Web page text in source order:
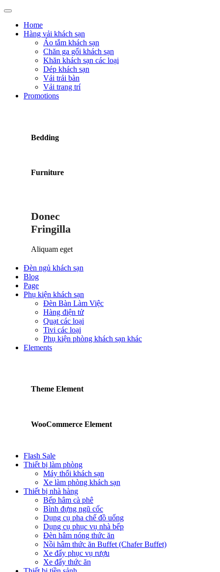
Home
Hàng vải khách sạn
Áo tắm khách sạn
Chăn ga gối khách sạn
Khăn khách sạn các loại
Dép khách sạn
Vải trải bàn
Vải trang trí
Promotions
Bedding
Furniture
Donec
Fringilla
Aliquam eget
Đèn ngủ khách sạn
Blog
Page
Phụ kiện khách sạn
Đèn Bàn Làm Việc
Hàng điện tử
Quạt các loại
Tivi các loại
Phụ kiện phòng khách sạn khác
Elements
Theme Element
WooCommerce Element
Flash Sale
Thiết bị làm phòng
Máy thổi khách sạn
Xe làm phòng khách sạn
Thiết bị nhà hàng
Bếp hâm cà phê
Bình đựng ngũ cốc
Dụng cụ pha chế đồ uống
Dụng cụ phục vụ nhà bếp
Đèn hâm nóng thức ăn
Nồi hâm thức ăn Buffet (Chafer Buffet)
Xe đẩy phục vụ rượu
Xe đẩy thức ăn